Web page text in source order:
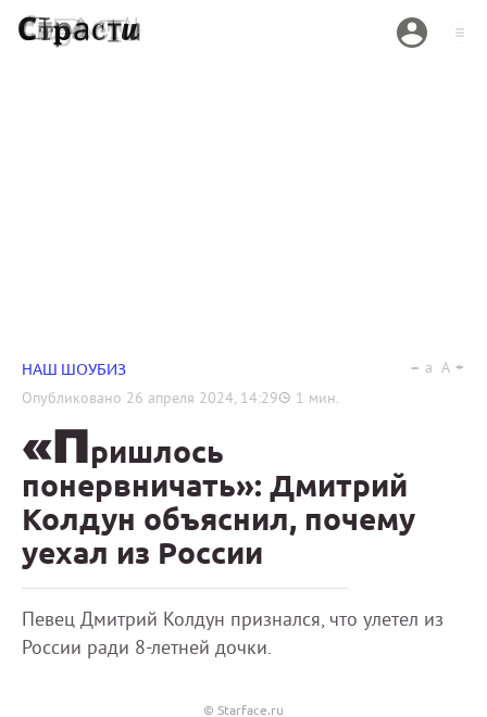
НАШ ШОУБИЗ
Опубликовано 26 апреля 2024, 14:29 1 мин.
a A
«Пришлось
понервничать»: Дмитрий
Колдун объяснил, почему
уехал из России
Певец Дмитрий Колдун признался, что улетел из
России ради 8-летней дочки.
© Starface.ru